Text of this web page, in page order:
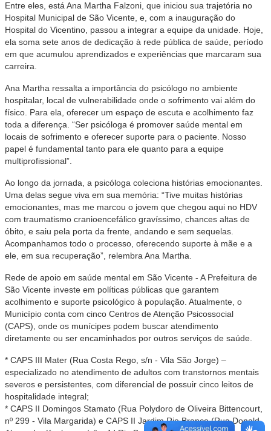
Entre eles, está Ana Martha Falzoni, que iniciou sua trajetória no
Hospital Municipal de São Vicente, e, com a inauguração do
Hospital do Vicentino, passou a integrar a equipe da unidade. Hoje,
ela soma sete anos de dedicação à rede pública de saúde, período
em que acumulou aprendizados e experiências que marcaram sua
carreira.
Ana Martha ressalta a importância do psicólogo no ambiente
hospitalar, local de vulnerabilidade onde o sofrimento vai além do
físico. Para ela, oferecer um espaço de escuta e acolhimento faz
toda a diferença. “Ser psicóloga é promover saúde mental em
locais de sofrimento e oferecer suporte para o paciente. Nosso
papel é fundamental tanto para ele quanto para a equipe
multiprofissional”.
Ao longo da jornada, a psicóloga coleciona histórias emocionantes.
Uma delas segue viva em sua memória: “Tive muitas histórias
emocionantes, mas me marcou o jovem que chegou aqui no HDV
com traumatismo cranioencefálico gravíssimo, chances altas de
óbito, e saiu pela porta da frente, andando e sem sequelas.
Acompanhamos todo o processo, oferecendo suporte à mãe e a
ele, em sua recuperação”, relembra Ana Martha.
Rede de apoio em saúde mental em São Vicente - A Prefeitura de
São Vicente investe em políticas públicas que garantem
acolhimento e suporte psicológico à população. Atualmente, o
Município conta com cinco Centros de Atenção Psicossocial
(CAPS), onde os munícipes podem buscar atendimento
diretamente ou ser encaminhados por outros serviços de saúde.
* CAPS III Mater (Rua Costa Rego, s/n - Vila São Jorge) –
especializado no atendimento de adultos com transtornos mentais
severos e persistentes, com diferencial de possuir cinco leitos de
hospitalidade integral;
* CAPS II Domingos Stamato (Rua Polydoro de Oliveira Bittencourt,
nº 299 - Vila Margarida) e CAPS II Jardim Rio Branco (Rua Donald